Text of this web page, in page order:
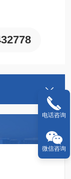
电话咨询
微信咨询